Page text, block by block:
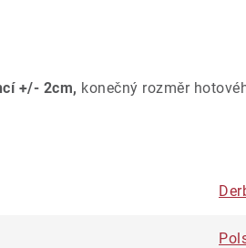
+/- 2cm, konečný rozměr